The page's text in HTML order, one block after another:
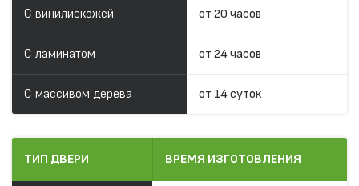
С винилискожей от 20 часов
С ламинатом от 24 часов
С массивом дерева от 14 суток
ТИП ДВЕРИ ВРЕМЯ ИЗГОТОВЛЕНИЯ